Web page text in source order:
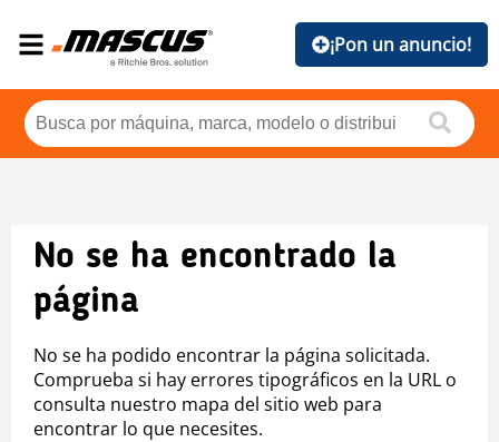
¡Pon un anuncio!
No se ha encontrado la
página
No se ha podido encontrar la página solicitada.
Comprueba si hay errores tipográficos en la URL o
consulta nuestro mapa del sitio web para
encontrar lo que necesites.